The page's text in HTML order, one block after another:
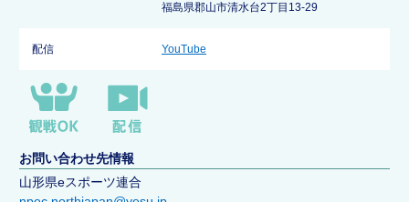
福島県郡山市清水台2丁目13-29
配信 YouTube
お問い合わせ先情報
山形県eスポーツ連合